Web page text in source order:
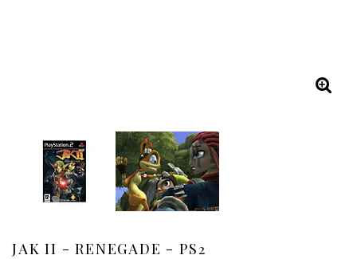
JAK II - RENEGADE - PS2